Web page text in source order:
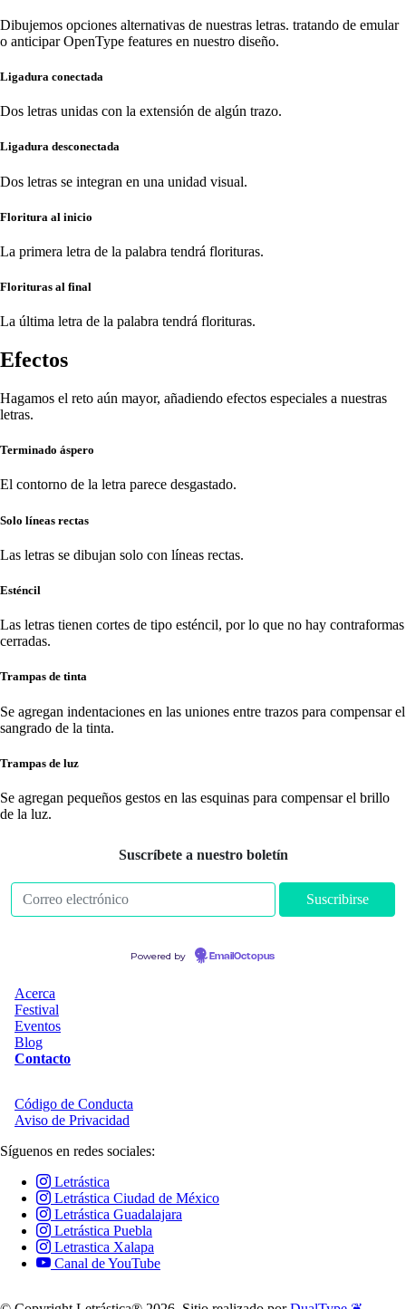
Dibujemos opciones alternativas de nuestras letras. tratando de emular
o anticipar OpenType features en nuestro diseño.
Ligadura conectada
Dos letras unidas con la extensión de algún trazo.
Ligadura desconectada
Dos letras se integran en una unidad visual.
Floritura al inicio
La primera letra de la palabra tendrá florituras.
Florituras al final
La última letra de la palabra tendrá florituras.
Efectos
Hagamos el reto aún mayor, añadiendo efectos especiales a nuestras
letras.
Terminado áspero
El contorno de la letra parece desgastado.
Solo líneas rectas
Las letras se dibujan solo con líneas rectas.
Esténcil
Las letras tienen cortes de tipo esténcil, por lo que no hay contraformas
cerradas.
Trampas de tinta
Se agregan indentaciones en las uniones entre trazos para compensar el
sangrado de la tinta.
Trampas de luz
Se agregan pequeños gestos en las esquinas para compensar el brillo
de la luz.
Suscríbete a nuestro boletín
Powered by EmailOctopus
Acerca
Festival
Eventos
Blog
Contacto
Código de Conducta
Aviso de Privacidad
Síguenos en redes sociales:
Letrástica
Letrástica Ciudad de México
Letrástica Guadalajara
Letrástica Puebla
Letrastica Xalapa
Canal de YouTube